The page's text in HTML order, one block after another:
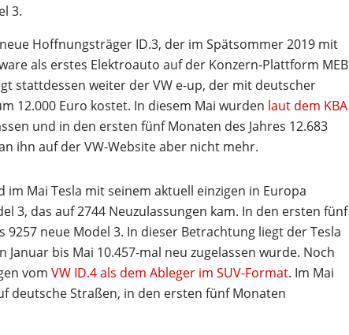
3.
Hoffnungsträger ID.3, der im Spätsommer 2019 mit
als erstes Elektroauto auf der Konzern-Plattform MEB
stattdessen weiter der VW e-up, der mit deutscher
12.000 Euro kostet. In diesem Mai wurden laut dem KBA
und in den ersten fünf Monaten des Jahres 12.683
ihn auf der VW-Website aber nicht mehr.
im Mai Tesla mit seinem aktuell einzigen in Europa
3, das auf 2744 Neuzulassungen kam. In den ersten fünf
9257 neue Model 3. In dieser Betrachtung liegt der Tesla
bis Mai 10.457-mal neu zugelassen wurde. Noch
vom VW ID.4 als dem Ableger im SUV-Format. Im Mai
deutsche Straßen, in den ersten fünf Monaten